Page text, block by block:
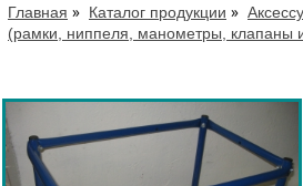
Главная » Каталог продукции »
(рамки, ниппеля, манометры, клапаны